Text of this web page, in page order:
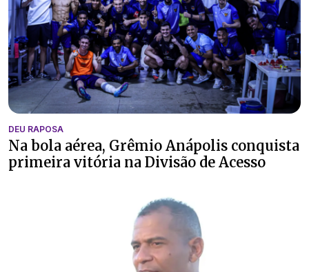
DEU RAPOSA
Na bola aérea, Grêmio Anápolis conquista
primeira vitória na Divisão de Acesso